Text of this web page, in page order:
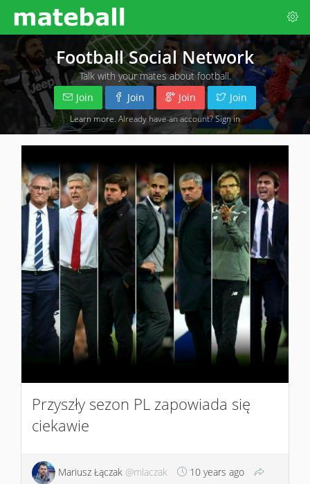
Football Social Network
Talk with your mates about football.
Join
Join Join Join
Learn more . Already have an account?Sign in
Przyszły sezon PL zapowiada się
ciekawie
Mariusz Łączak @mlaczak
10 years ago